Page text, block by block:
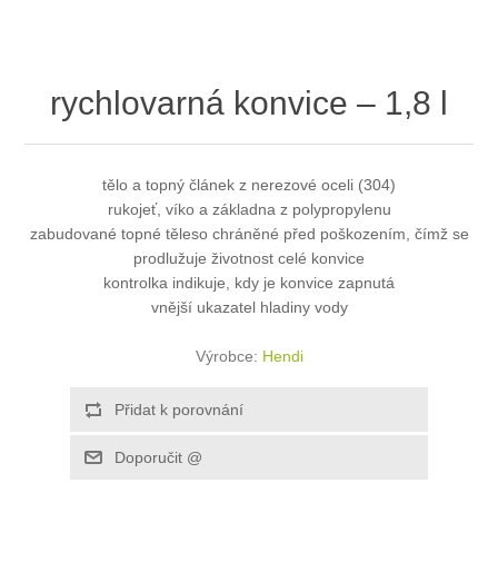
rychlovarná konvice – 1,8 l
tělo a topný článek z nerezové oceli (304)
rukojeť, víko a základna z polypropylenu
zabudované topné těleso chráněné před poškozením, čímž se
prodlužuje životnost celé konvice
kontrolka indikuje, kdy je konvice zapnutá
vnější ukazatel hladiny vody
Výrobce: Hendi